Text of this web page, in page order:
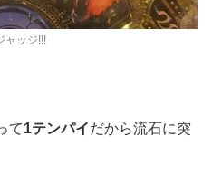
ャッジ!!!
て1テンパイだから流石に突